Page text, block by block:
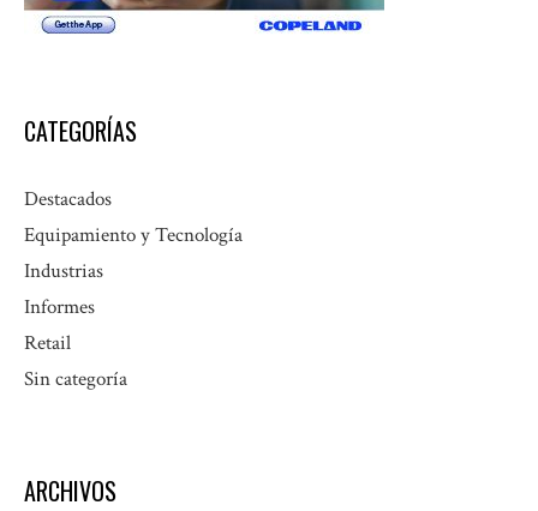
CATEGORÍAS
Destacados
Equipamiento y Tecnología
Industrias
Informes
Retail
Sin categoría
ARCHIVOS